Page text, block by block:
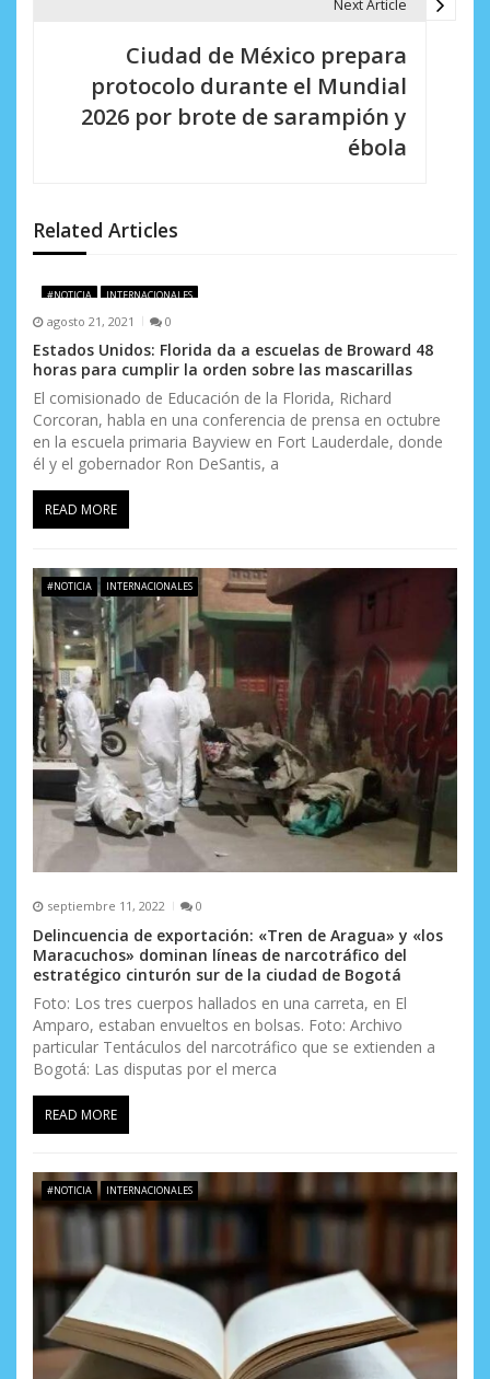
e
e
n
t
r
a
d
a
s
Next Article
Ciudad de México prepara
protocolo durante el Mundial
2026 por brote de sarampión y
ébola
Related Articles
#NOTICIA INTERNACIONALES
agosto 21, 2021 0
Estados Unidos: Florida da a escuelas de Broward 48
horas para cumplir la orden sobre las mascarillas
El comisionado de Educación de la Florida, Richard
Corcoran, habla en una conferencia de prensa en octubre
en la escuela primaria Bayview en Fort Lauderdale, donde
él y el gobernador Ron DeSantis, a
READ MORE
#NOTICIA INTERNACIONALES
septiembre 11, 2022 0
Delincuencia de exportación: «Tren de Aragua» y «los
Maracuchos» dominan líneas de narcotráfico del
estratégico cinturón sur de la ciudad de Bogotá
Foto: Los tres cuerpos hallados en una carreta, en El
Amparo, estaban envueltos en bolsas. Foto: Archivo
particular Tentáculos del narcotráfico que se extienden a
Bogotá: Las disputas por el merca
READ MORE
#NOTICIA INTERNACIONALES